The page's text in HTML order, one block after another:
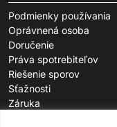
Podmienky používania
Oprávnená osoba
Doručenie
Práva spotrebiteľov
Riešenie sporov
Sťažnosti
Záruka